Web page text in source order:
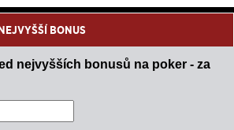
BONUS
nejvyšších bonusů na poker - za